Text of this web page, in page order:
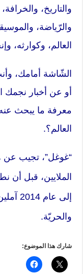
والتاريخ،
والرّياضة،
العالم، وكوارثه،
الشّاشة أمامك،
أو عن أخبار نجمك
معرفة ما يبحث
العالم؟.
“غوغل”، تجيب عن
الملايين، قبل أن
إلى
والحريّة.
شارك هذا الموضوع: